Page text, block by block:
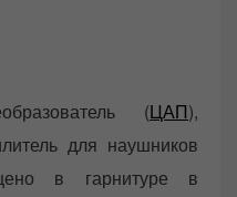
(ЦАП),
для наушников
в гарнитуре в